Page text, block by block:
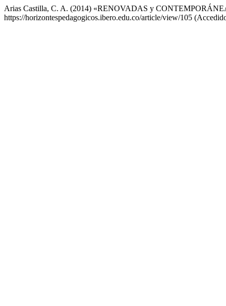
Arias Castilla, C. A. (2014) «RENOVADAS y
https://horizontespedagogicos.ibero.edu.co/article/view/105